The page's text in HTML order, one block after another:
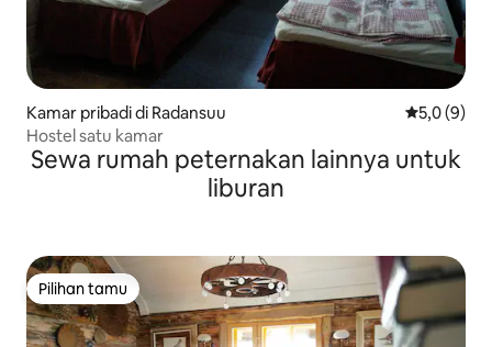
Kamar pribadi di Radansuu Nilai rata-
5,0 (9)
Hostel satu kamar
Sewa rumah peternakan lainnya untuk
liburan
Pilihan tamu
Pilihan tamu